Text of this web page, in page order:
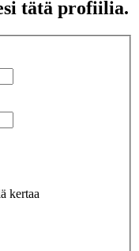
tätä profiilia.
kertaa